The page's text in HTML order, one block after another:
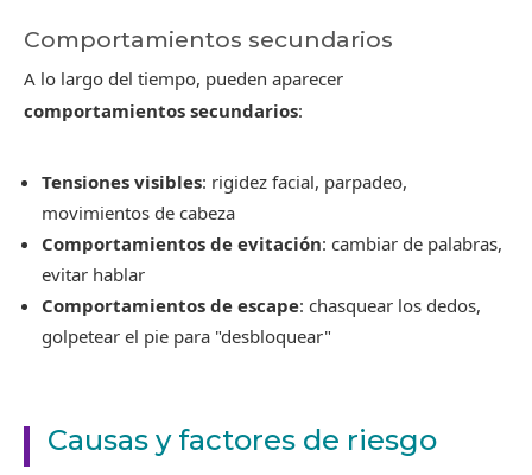
Comportamientos secundarios
A lo largo del tiempo, pueden aparecer
comportamientos secundarios:
Tensiones visibles: rigidez facial, parpadeo,
movimientos de cabeza
Comportamientos de evitación: cambiar de palabras,
evitar hablar
Comportamientos de escape: chasquear los dedos,
golpetear el pie para "desbloquear"
Causas y factores de riesgo